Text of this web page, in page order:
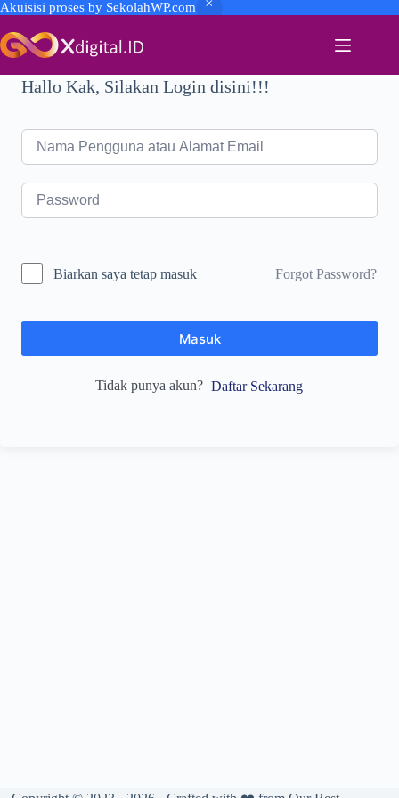
Akuisisi proses by SekolahWP.com
to
content
Hallo Kak, Silakan Login disini!!!
Biarkan saya tetap masuk Forgot Password?
Masuk
Tidak punya akun? Daftar Sekarang